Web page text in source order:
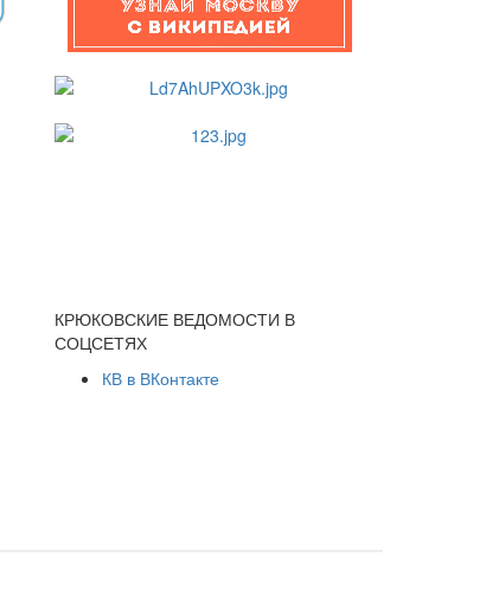
КРЮКОВСКИЕ ВЕДОМОСТИ В
СОЦСЕТЯХ
КВ в ВКонтакте